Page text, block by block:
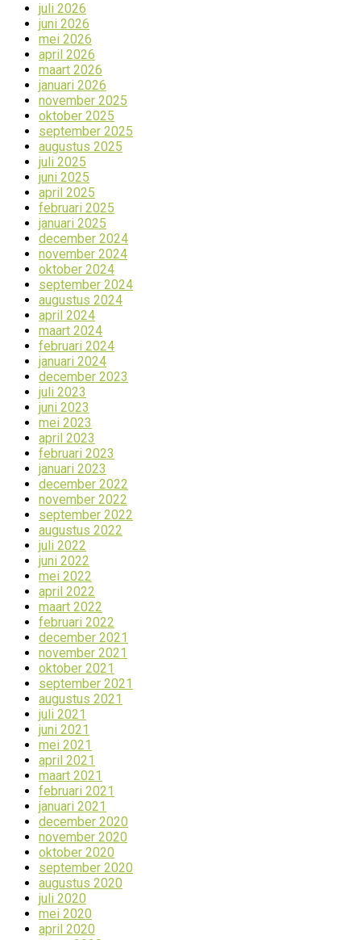
juli 2026
juni 2026
mei 2026
april 2026
maart 2026
januari 2026
november 2025
oktober 2025
september 2025
augustus 2025
juli 2025
juni 2025
april 2025
februari 2025
januari 2025
december 2024
november 2024
oktober 2024
september 2024
augustus 2024
april 2024
maart 2024
februari 2024
januari 2024
december 2023
juli 2023
juni 2023
mei 2023
april 2023
februari 2023
januari 2023
december 2022
november 2022
september 2022
augustus 2022
juli 2022
juni 2022
mei 2022
april 2022
maart 2022
februari 2022
december 2021
november 2021
oktober 2021
september 2021
augustus 2021
juli 2021
juni 2021
mei 2021
april 2021
maart 2021
februari 2021
januari 2021
december 2020
november 2020
oktober 2020
september 2020
augustus 2020
juli 2020
mei 2020
april 2020